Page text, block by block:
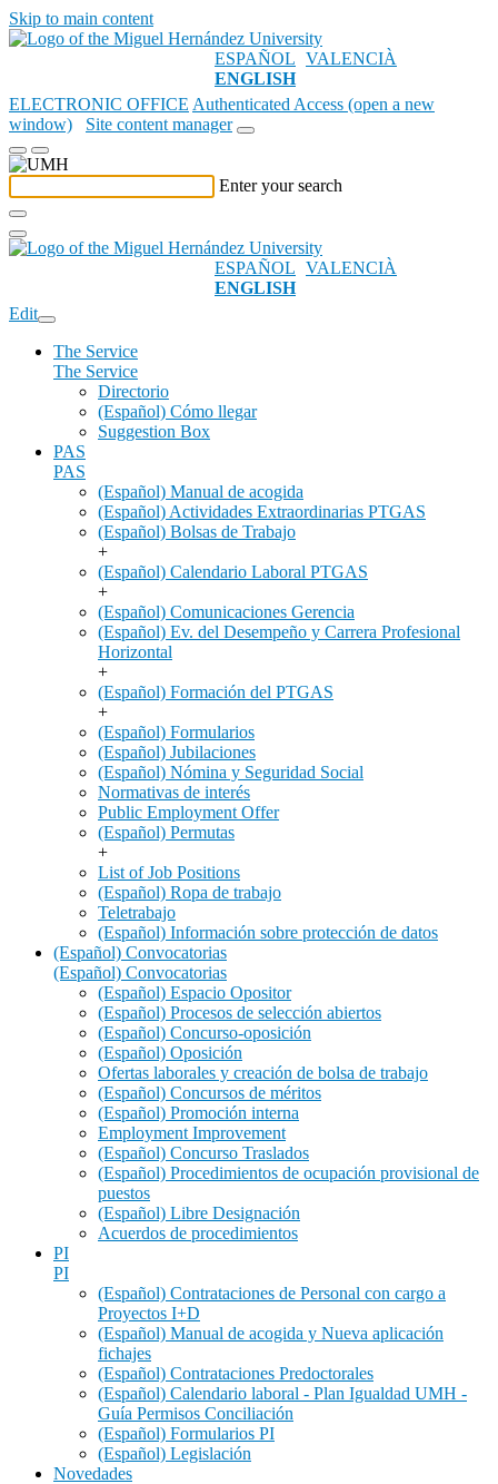
Skip to main content
ESPAÑOL VALENCIÀ
ENGLISH
ELECTRONIC OFFICE Authenticated Access (open a new
window)
Site content manager
Enter your search
ESPAÑOL VALENCIÀ
ENGLISH
Edit
The Service
The Service
Directorio
(Español) Cómo llegar
Suggestion Box
PAS
PAS
(Español) Manual de acogida
(Español) Actividades Extraordinarias PTGAS
(Español) Bolsas de Trabajo
+
(Español) Calendario Laboral PTGAS
+
(Español) Comunicaciones Gerencia
(Español) Ev. del Desempeño y Carrera Profesional
Horizontal
+
(Español) Formación del PTGAS
+
(Español) Formularios
(Español) Jubilaciones
(Español) Nómina y Seguridad Social
Normativas de interés
Public Employment Offer
(Español) Permutas
+
List of Job Positions
(Español) Ropa de trabajo
Teletrabajo
(Español) Información sobre protección de datos
(Español) Convocatorias
(Español) Convocatorias
(Español) Espacio Opositor
(Español) Procesos de selección abiertos
(Español) Concurso-oposición
(Español) Oposición
Ofertas laborales y creación de bolsa de trabajo
(Español) Concursos de méritos
(Español) Promoción interna
Employment Improvement
(Español) Concurso Traslados
(Español) Procedimientos de ocupación provisional de
puestos
(Español) Libre Designación
Acuerdos de procedimientos
PI
PI
(Español) Contrataciones de Personal con cargo a
Proyectos I+D
(Español) Manual de acogida y Nueva aplicación
fichajes
(Español) Contrataciones Predoctorales
(Español) Calendario laboral - Plan Igualdad UMH -
Guía Permisos Conciliación
(Español) Formularios PI
(Español) Legislación
Novedades